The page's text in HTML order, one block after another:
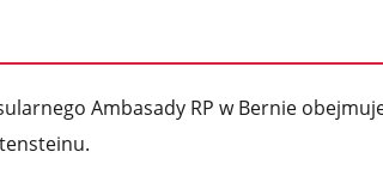
Ambasady RP w Bernie